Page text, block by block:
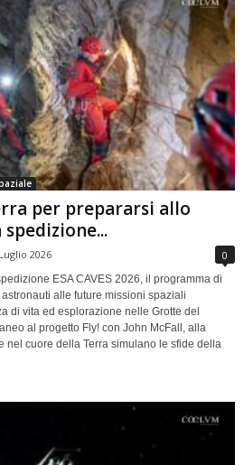
per prepararsi allo
spedizione...
2026 0
ESA CAVES 2026, il programma di
alle future missioni spaziali
di vita ed esplorazione nelle Grotte del
al progetto Fly! con John McFall, alla
nel cuore della Terra simulano le sfide della